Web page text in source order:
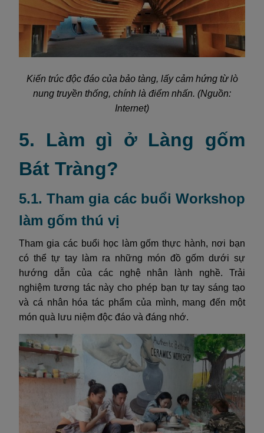
Kiến trúc độc đáo của bảo tàng, lấy cảm hứng từ lò
nung truyền thống, chính là điểm nhấn. (Nguồn:
Internet)
5. Làm gì ở Làng gốm
Bát Tràng?
5.1. Tham gia các buổi Workshop
làm gốm thú vị
Tham gia các buổi học làm gốm thực hành, nơi bạn
có thể tự tay làm ra những món đồ gốm dưới sự
hướng dẫn của các nghệ nhân lành nghề. Trải
nghiệm tương tác này cho phép bạn tự tay sáng tạo
và cá nhân hóa tác phẩm của mình, mang đến một
món quà lưu niệm độc đáo và đáng nhớ.